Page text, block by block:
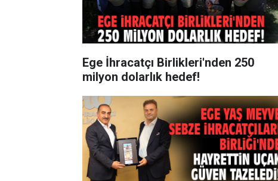
Ege İhracatçı Birlikleri'nden 250
milyon dolarlık hedef!